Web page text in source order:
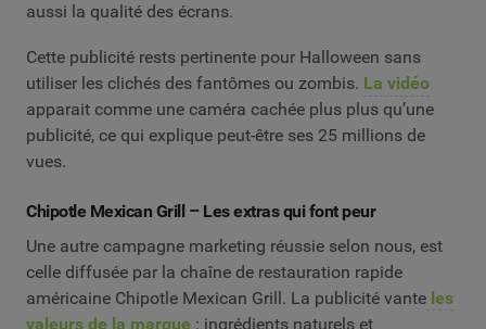
aussi la qualité des écrans.
Cette publicité rests pertinente pour Halloween sans
utiliser les clichés des fantômes ou zombis. La vidéo
apparait comme une caméra cachée plus plus qu’une
publicité, ce qui explique peut-être ses 25 millions de
vues.
Chipotle Mexican Grill – Les extras qui font peur
Une autre campagne marketing réussie selon nous, est
celle diffusée par la chaîne de restauration rapide
américaine Chipotle Mexican Grill. La publicité vante les
valeurs de la marque : ingrédients naturels et